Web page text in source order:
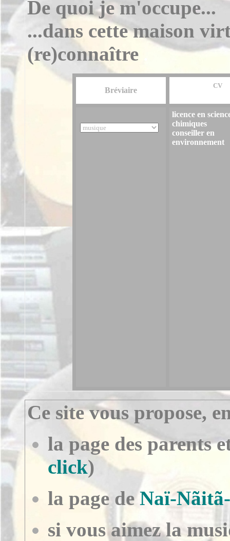
De quoi je m'occupe...
...dans cette maison
(re)connaître
Bréviaire
CV
licence en
chimiques
conseiller en
environnement
Ce site vous propose,
la page des parents
click)
la page deNaï-
si vous aimez la